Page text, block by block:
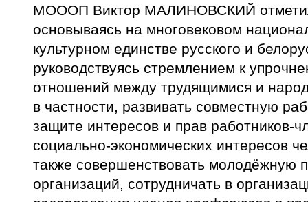
МОООП Виктор МАЛИНОВСКИЙ
основываясь на многовековом
культурном единстве русского и
руководствуясь стремлением к
отношений между трудящимися и
в частности, развивать совместную
защите интересов и прав работников-
социально-экономических интересов
также совершенствовать молодёжную
организаций, сотрудничать в